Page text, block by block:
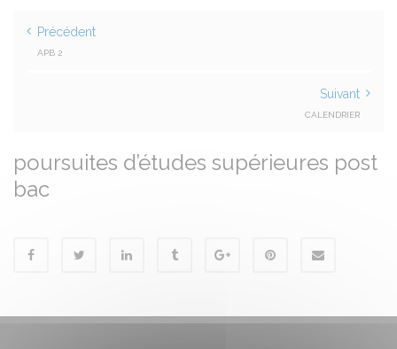
Précédent
APB 2
Suivant
CALENDRIER
poursuites d’études supérieures post
bac